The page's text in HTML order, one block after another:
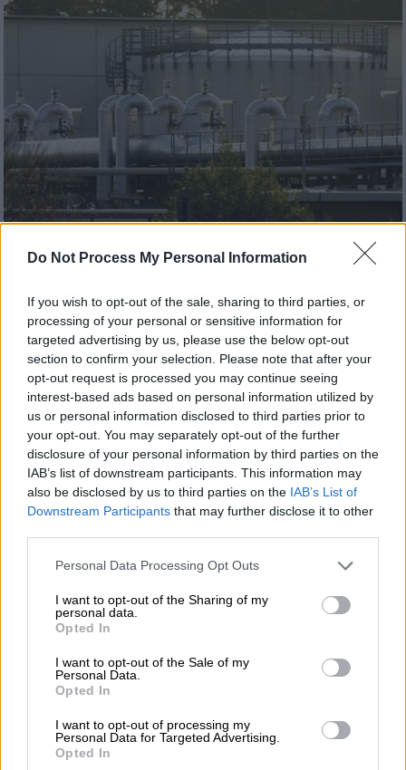
Do Not Process My Personal Information
If you wish to opt-out of the sale, sharing to third parties, or
processing of your personal or sensitive information for
targeted advertising by us, please use the below opt-out
section to confirm your selection. Please note that after your
opt-out request is processed you may continue seeing
interest-based ads based on personal information utilized by
us or personal information disclosed to third parties prior to
your opt-out. You may separately opt-out of the further
disclosure of your personal information by third parties on the
IAB’s list of downstream participants. This information may
also be disclosed by us to third parties on the IAB’s List of
Downstream Participants that may further disclose it to other
Please note that this website/app uses one or more Google
not limited to your visit or usage behaviour. You may click to
grant or deny consent to Google and its third-party tags to
use your data for below specified purposes in below Google
consent section.
Personal Data Processing Opt Outs
I want to opt-out of the Sharing of my
personal data.
Opted In
I want to opt-out of the Sale of my
Personal Data.
Opted In
I want to opt-out of processing my
Personal Data for Targeted Advertising.
Opted In
Κόσμος|27.09.2022 22:52
Nord Stream βρίσκεται... στον «αέρα» -
Ανησυχία ότι δεν θα ξαναλειτουργήσει -
Είχε προειδοποιήσει για επιθέσεις η CIA
Οι οικονομολόγοι του πρακτορείου
Bloomberg βλέπουν συρρίκνωση της
οικονομίας της Ευρωζώνης κατά 5% αν ο
χειμώνας είναι βαρύς και υπάρξουν
ελλείψεις σε καύσιμα